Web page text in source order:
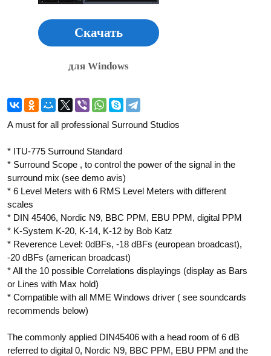
Скачать
для Windows
A must for all professional Surround Studios
* ITU-775 Surround Standard
* Surround Scope , to control the power of the signal in the
surround mix (see demo avis)
* 6 Level Meters with 6 RMS Level Meters with different
scales
* DIN 45406, Nordic N9, BBC PPM, EBU PPM, digital PPM
* K-System K-20, K-14, K-12 by Bob Katz
* Reverence Level: 0dBFs, -18 dBFs (european broadcast),
-20 dBFs (american broadcast)
* All the 10 possible Correlations displayings (display as Bars
or Lines with Max hold)
* Compatible with all MME Windows driver ( see soundcards
recommends below)
The commonly applied DIN45406 with a head room of 6 dB
referred to digital 0, Nordic N9, BBC PPM, EBU PPM and the